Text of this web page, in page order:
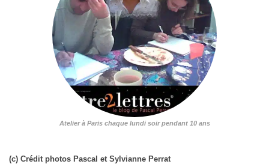
Atelier à Paris chaque lundi soir pendant 10 ans
(c) Crédit photos Pascal et Sylvianne Perrat